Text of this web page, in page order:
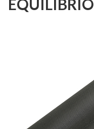
EQUILIBRIO